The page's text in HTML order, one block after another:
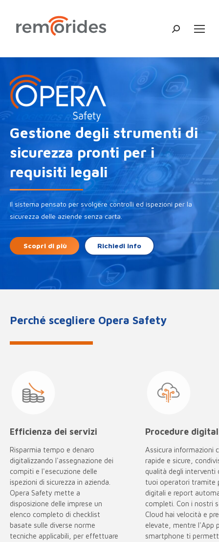
Cerca:
Gestione degli strumenti di
sicurezza pronti per i
requisiti legali
Il sistema pensato per svolgere controlli ed ispezioni per la
sicurezza delle aziende senza carta.
Scopri di più Richiedi info
Perché scegliere Opera Safety
Efficienza dei servizi
Risparmia tempo e denaro
digitalizzando l'assegnazione dei
compiti e l'esecuzione delle
ispezioni di sicurezza in azienda.
Opera Safety mette a
disposizione delle imprese un
elenco completo di checklist
basate sulle diverse norme
tecniche applicabili, per effettuare
Procedure
Assicura informazioni
rapide e sicure,
qualità degli interventi
tuoi operatori tramite
digitali e report
completi. Con i nostri
Cloud hai velocità e
elevate, mentre l'App
smartphone ti